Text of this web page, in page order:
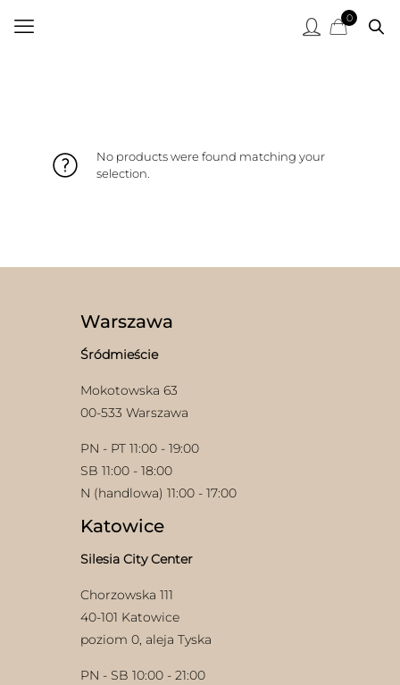
0
No products were found matching your
selection.
Warszawa
Śródmieście
Mokotowska 63
00-533 Warszawa
PN - PT 11:00 - 19:00
SB 11:00 - 18:00
N (handlowa) 11:00 - 17:00
Katowice
Silesia City Center
Chorzowska 111
40-101 Katowice
poziom 0, aleja Tyska
PN - SB 10:00 - 21:00